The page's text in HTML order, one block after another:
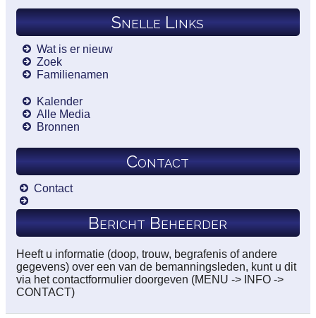
Snelle Links
Wat is er nieuw
Zoek
Familienamen
Kalender
Alle Media
Bronnen
Contact
Contact
Bericht Beheerder
Heeft u informatie (doop, trouw, begrafenis of andere
gegevens) over een van de bemanningsleden, kunt u dit
via het contactformulier doorgeven (MENU -> INFO ->
CONTACT)